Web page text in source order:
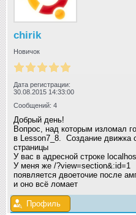
chirik
Новичок
Дата регистрации:
30.08.2015 14:33:00
Сообщений: 4
Добрый день!
Вопрос, над которым изломал
в Lesson7_8. Создание движка
страницы
У вас в адресной строке
У меня же /?view=section&:id=1
появляется двоеточие после
и оно всё ломает
Профиль